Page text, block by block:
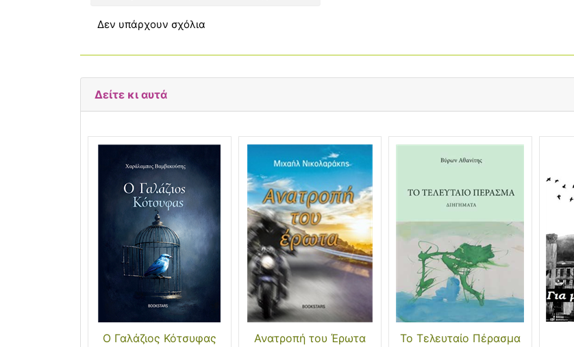
Δεν υπάρχουν σχόλια
Δείτε κι αυτά
Ο Γαλάζιος Κότσυφας
Ανατροπή του Έρωτα
Το Τελευταίο Πέρασμα